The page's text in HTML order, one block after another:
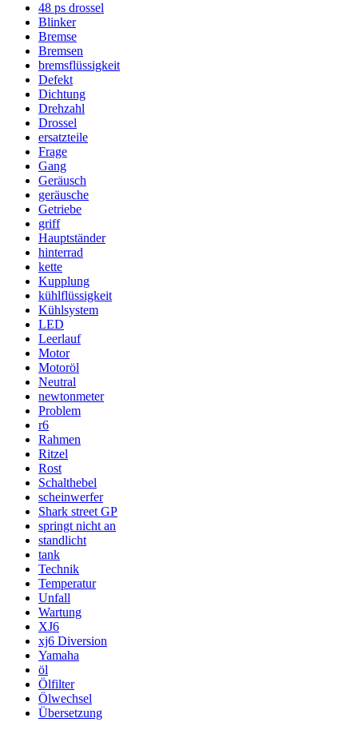
48 ps drossel
Blinker
Bremse
Bremsen
bremsflüssigkeit
Defekt
Dichtung
Drehzahl
Drossel
ersatzteile
Frage
Gang
Geräusch
geräusche
Getriebe
griff
Hauptständer
hinterrad
kette
Kupplung
kühlflüssigkeit
Kühlsystem
LED
Leerlauf
Motor
Motoröl
Neutral
newtonmeter
Problem
r6
Rahmen
Ritzel
Rost
Schalthebel
scheinwerfer
Shark street GP
springt nicht an
standlicht
tank
Technik
Temperatur
Unfall
Wartung
XJ6
xj6 Diversion
Yamaha
öl
Ölfilter
Ölwechsel
Übersetzung